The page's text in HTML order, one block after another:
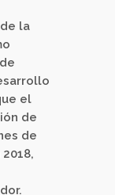
la
el
de
de